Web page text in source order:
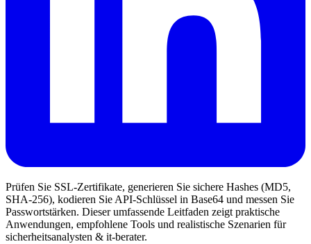
Prüfen Sie SSL-Zertifikate, generieren Sie sichere Hashes (MD5,
SHA-256), kodieren Sie API-Schlüssel in Base64 und messen Sie
Passwortstärken. Dieser umfassende Leitfaden zeigt praktische
Anwendungen, empfohlene Tools und realistische Szenarien für
sicherheitsanalysten & it-berater.